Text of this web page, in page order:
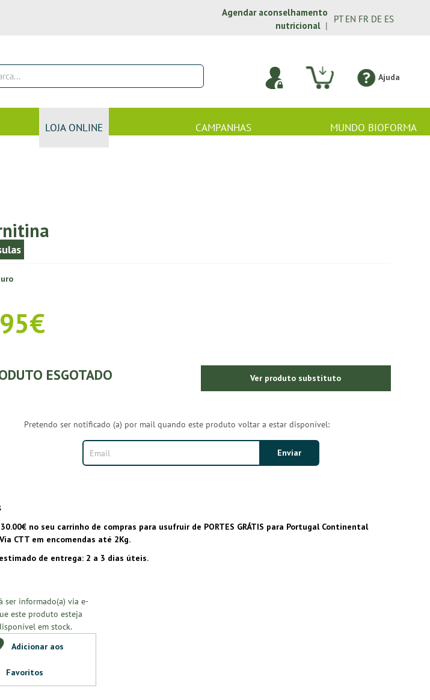
Agendar aconselhamento
nutricional |
PT EN FR DE ES
Ajuda
LOJA ONLINE CAMPANHAS MUNDO BIOFORMA
ESGOTADO Ver produto substituto
Pretendo ser notificado (a) por mail quando este produto voltar a estar disponível:
no seu carrinho de compras para usufruir de PORTES GRÁTIS para Portugal Continental
CTT em encomendas até 2Kg.
de entrega: 2 a 3 dias úteis.
ser informado(a) via e-
este produto esteja
em stock.
Adicionar aos
Favoritos